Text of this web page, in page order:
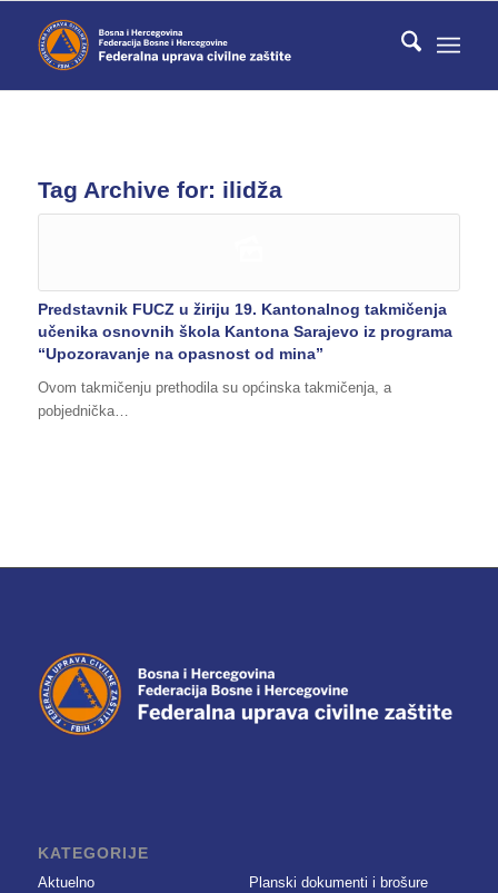
Tag Archive for: ilidža
Predstavnik FUCZ u žiriju 19. Kantonalnog takmičenja
učenika osnovnih škola Kantona Sarajevo iz programa
“Upozoravanje na opasnost od mina”
Ovom takmičenju prethodila su općinska takmičenja, a
pobjednička…
KATEGORIJE
Aktuelno
Planski dokumenti i brošure